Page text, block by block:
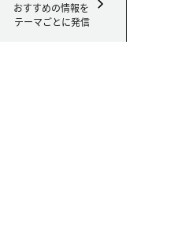
おすすめの情報を
テーマごとに発信